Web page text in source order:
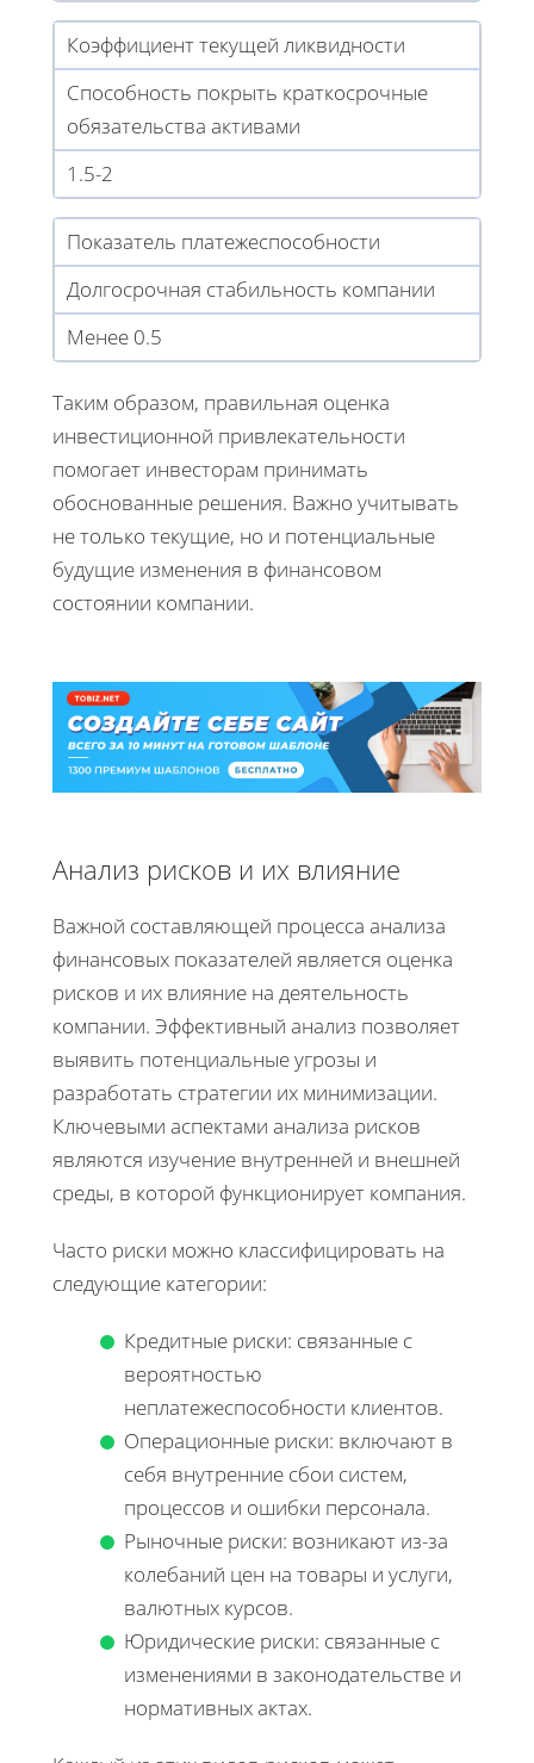
Коэффициент текущей ликвидности
Способность покрыть краткосрочные
обязательства активами
1.5-2
Показатель платежеспособности
Долгосрочная стабильность компании
Менее 0.5
Таким образом, правильная оценка
инвестиционной привлекательности
помогает инвесторам принимать
обоснованные решения. Важно учитывать
не только текущие, но и потенциальные
будущие изменения в финансовом
состоянии компании.
Анализ рисков и их влияние
Важной составляющей процесса анализа
финансовых показателей является оценка
рисков и их влияние на деятельность
компании. Эффективный анализ позволяет
выявить потенциальные угрозы и
разработать стратегии их минимизации.
Ключевыми аспектами анализа рисков
являются изучение внутренней и внешней
среды, в которой функционирует компания.
Часто риски можно классифицировать на
следующие категории:
Кредитные риски: связанные с
вероятностью
неплатежеспособности клиентов.
Операционные риски: включают в
себя внутренние сбои систем,
процессов и ошибки персонала.
Рыночные риски: возникают из-за
колебаний цен на товары и услуги,
валютных курсов.
Юридические риски: связанные с
изменениями в законодательстве и
нормативных актах.